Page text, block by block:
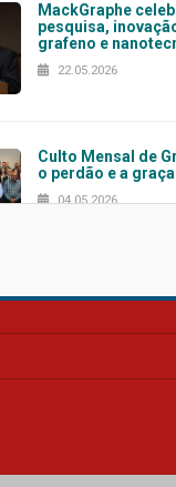
MackGraphe
pesquisa,
grafeno e
22.05.2026
Culto Mensal de
o perdão e a
04.05.2026
Confira como foi